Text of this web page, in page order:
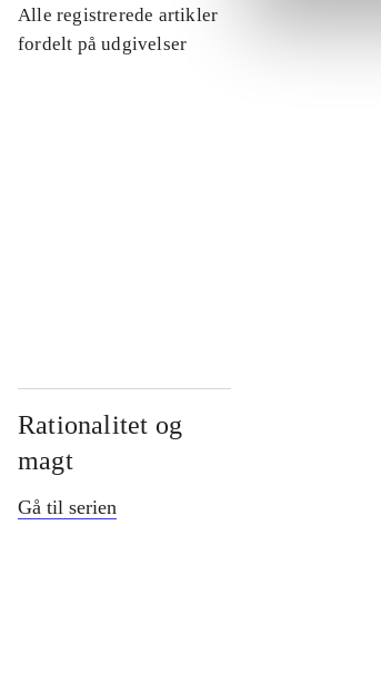
Alle registrerede artikler
fordelt på udgivelser
Rationalitet og
magt
Gå til serien